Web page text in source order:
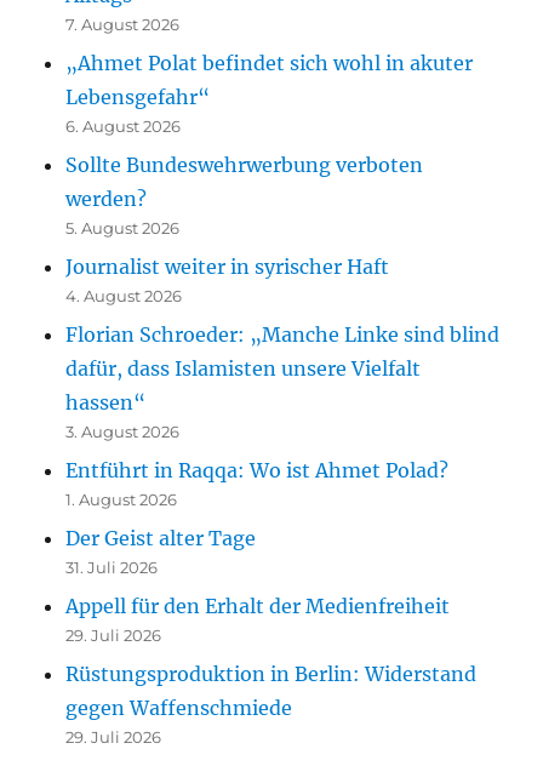
7. August 2026
„Ahmet Polat befindet sich wohl in akuter
Lebensgefahr“
6. August 2026
Sollte Bundeswehrwerbung verboten
werden?
5. August 2026
Journalist weiter in syrischer Haft
4. August 2026
Florian Schroeder: „Manche Linke sind blind
dafür, dass Islamisten unsere Vielfalt
hassen“
3. August 2026
Entführt in Raqqa: Wo ist Ahmet Polad?
1. August 2026
Der Geist alter Tage
31. Juli 2026
Appell für den Erhalt der Medienfreiheit
29. Juli 2026
Rüstungsproduktion in Berlin: Widerstand
gegen Waffenschmiede
29. Juli 2026